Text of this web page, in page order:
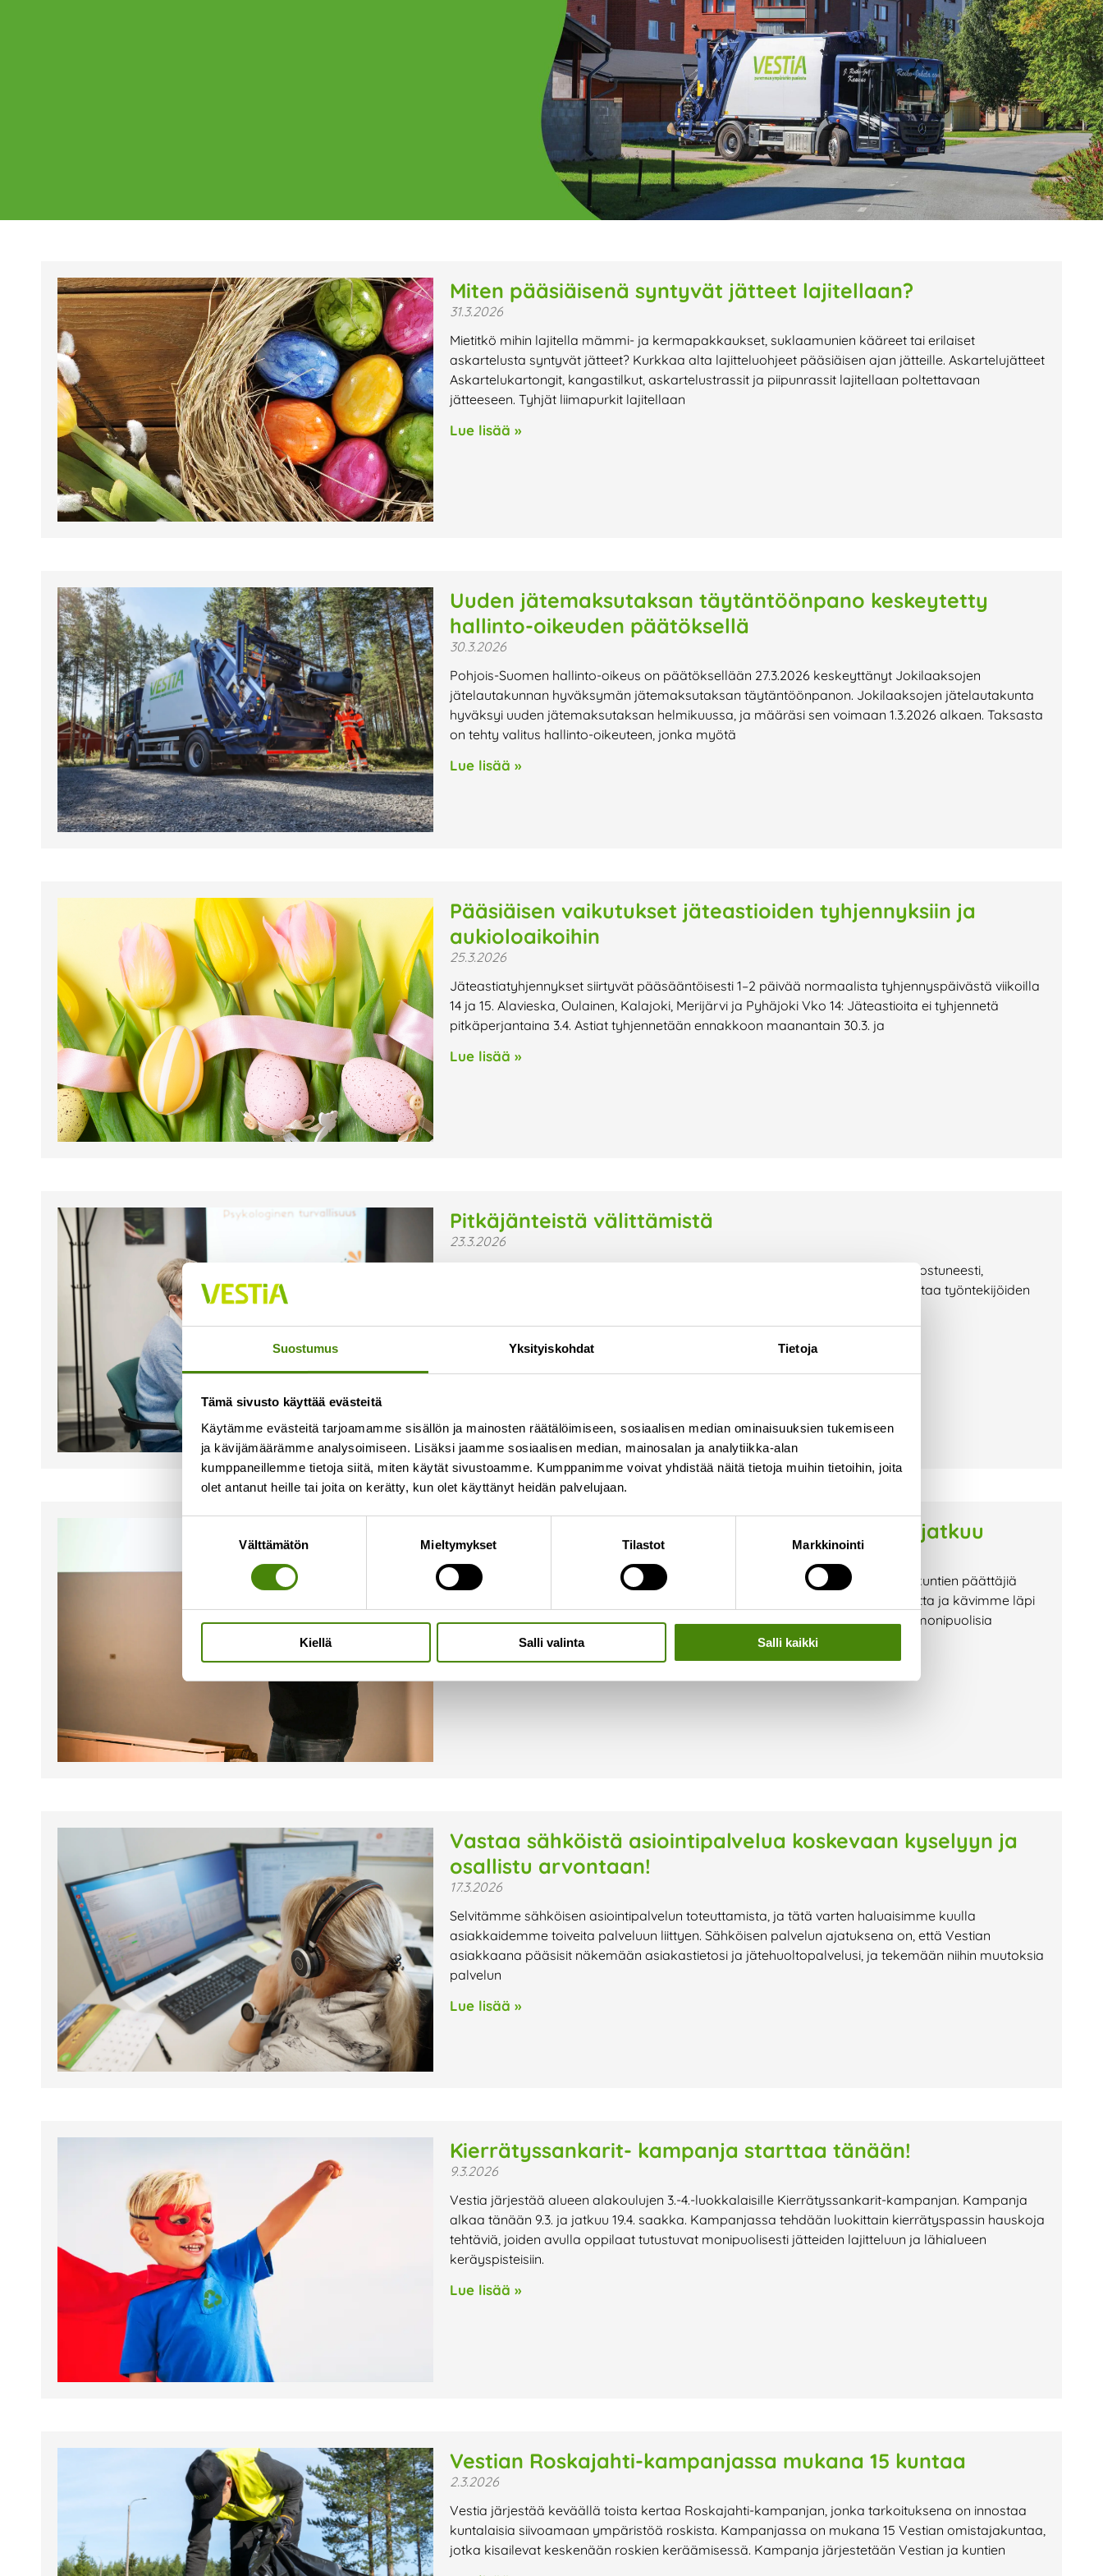
Suostumus Yksityiskohdat Tietoja
Tämä sivusto käyttää evästeitä
Käytämme evästeitä tarjoamamme sisällön ja mainosten räätälöimiseen, sosiaalisen median ominaisuuksien tukemiseen
ja kävijämäärämme analysoimiseen. Lisäksi jaamme sosiaalisen median, mainosalan ja analytiikka-alan
kumppaneillemme tietoja siitä, miten käytät sivustoamme. Kumppanimme voivat yhdistää näitä tietoja muihin tietoihin, joita
olet antanut heille tai joita on kerätty, kun olet käyttänyt heidän palvelujaan.
Välttämätön Mieltymykset Tilastot Markkinointi
Kiellä Salli valinta Salli kaikki
Ajankohtaista
Tältä sivulta löydät Vestian ajankohtaiset uutiset,
mahdolliset poikkeukset aukioloajoissa ja lähiaikojen
tapahtumat.
Miten pääsiäisenä syntyvät jätteet lajitellaan?
31.3.2026
Mietitkö mihin lajitella mämmi- ja kermapakkaukset, suklaamunien kääreet tai erilaiset
askartelusta syntyvät jätteet? Kurkkaa alta lajitteluohjeet pääsiäisen ajan jätteille. Askartelujätteet
Askartelukartongit, kangastilkut, askartelustrassit ja piipunrassit lajitellaan poltettavaan
jätteeseen. Tyhjät liimapurkit lajitellaan
Lue lisää »
Uuden jätemaksutaksan täytäntöönpano keskeytetty
hallinto-oikeuden päätöksellä
30.3.2026
Pohjois-Suomen hallinto-oikeus on päätöksellään 27.3.2026 keskeyttänyt Jokilaaksojen
jätelautakunnan hyväksymän jätemaksutaksan täytäntöönpanon. Jokilaaksojen jätelautakunta
hyväksyi uuden jätemaksutaksan helmikuussa, ja määräsi sen voimaan 1.3.2026 alkaen. Taksasta
on tehty valitus hallinto-oikeuteen, jonka myötä
Lue lisää »
Pääsiäisen vaikutukset jäteastioiden tyhjennyksiin ja
aukioloaikoihin
25.3.2026
Jäteastiatyhjennykset siirtyvät pääsääntöisesti 1–2 päivää normaalista tyhjennyspäivästä viikoilla
14 ja 15. Alavieska, Oulainen, Kalajoki, Merijärvi ja Pyhäjoki Vko 14: Jäteastioita ei tyhjennetä
pitkäperjantaina 3.4. Astiat tyhjennetään ennakkoon maanantain 30.3. ja
Lue lisää »
Pitkäjänteistä välittämistä
23.3.2026
Vestialla on jo pitkään uskottu siihen, että hyvinvoiva ihminen tekee työnsä innostuneesti,
motivoituneesti ja rohkeasti uutta luoden. Siksi meille on ollut luontevaa panostaa työntekijöiden
Lue lisää »
Keskustelu Raahen jätehuollon vaihtoehdoista jatkuu
18.3.2026
Viime viikolla kokosimme jätelautakunnan, Vestian hallituksen sekä omistajakuntien päättäjiä
yhteiseen tiedotustilaisuuteen, jossa avasimme Raahen tämänhetkistä tilannetta ja kävimme läpi
vaihtoehtoja jätehuollon tulevaisuuden järjestämiseksi. Tilaisuudessa kuultiin monipuolisia
puheenvuoroja, kysymyksiä ja näkökulmia
Vastaa sähköistä asiointipalvelua koskevaan kyselyyn ja
osallistu arvontaan!
17.3.2026
Selvitämme sähköisen asiointipalvelun toteuttamista, ja tätä varten haluaisimme kuulla
asiakkaidemme toiveita palveluun liittyen. Sähköisen palvelun ajatuksena on, että Vestian
asiakkaana pääsisit näkemään asiakastietosi ja jätehuoltopalvelusi, ja tekemään niihin muutoksia
palvelun
Lue lisää »
Kierrätyssankarit- kampanja starttaa tänään!
9.3.2026
Vestia järjestää alueen alakoulujen 3.-4.-luokkalaisille Kierrätyssankarit-kampanjan. Kampanja
alkaa tänään 9.3. ja jatkuu 19.4. saakka. Kampanjassa tehdään luokittain kierrätyspassin hauskoja
tehtäviä, joiden avulla oppilaat tutustuvat monipuolisesti jätteiden lajitteluun ja lähialueen
keräyspisteisiin.
Lue lisää »
Vestian Roskajahti-kampanjassa mukana 15 kuntaa
2.3.2026
Vestia järjestää keväällä toista kertaa Roskajahti-kampanjan, jonka tarkoituksena on innostaa
kuntalaisia siivoamaan ympäristöä roskista. Kampanjassa on mukana 15 Vestian omistajakuntaa,
jotka kisailevat keskenään roskien keräämisessä. Kampanja järjestetään Vestian ja kuntien
PagePagePagePagePage